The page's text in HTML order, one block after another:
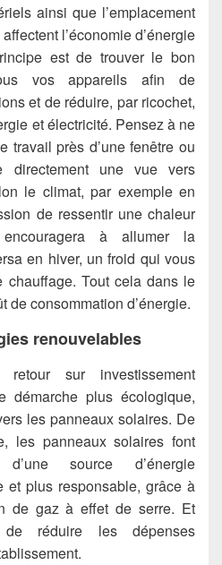
ainsi que l’emplacement
l’économie d’énergie
est de trouver le bon
vos appareils afin de
et de réduire, par ricochet,
et électricité. Pensez à ne
travail près d’une fenêtre ou
directement une vue vers
le climat, par exemple en
de ressentir une chaleur
à allumer la
en hiver, un froid qui vous
chauffage. Tout cela dans le
de consommation d’énergie.
renouvelables
retour sur investissement
démarche plus écologique,
les panneaux solaires. De
les panneaux solaires font
d’une source d’énergie
et plus responsable, grâce à
de gaz à effet de serre. Et
réduire les dépenses